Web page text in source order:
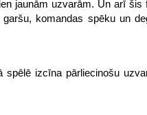
jaunām uzvarām. Un arī šis
komandas spēku un
spēlē izcīna pārliecinošu